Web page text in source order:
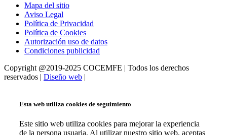
Mapa del sitio
Aviso Legal
Política de Privacidad
Política de Cookies
Autorización uso de datos
Condiciones publicidad
Copyright @2019-2025 COCEMFE | Todos los derechos
reservados | Diseño web |
Esta web utiliza cookies de seguimiento
Este sitio web utiliza cookies para mejorar la experiencia
de la persona usuaria. Al utilizar nuestro sitio web, aceptas